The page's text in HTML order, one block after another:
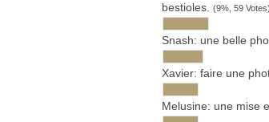
bestioles.
(9%, 59 Votes)
Snash: une belle
Xavier: faire une
Melu­sine: une mise